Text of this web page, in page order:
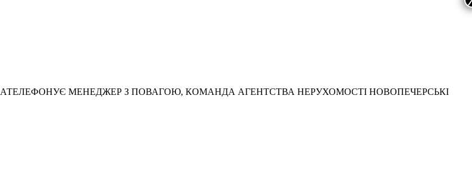
МЕНЕДЖЕР З ПОВАГОЮ, КОМАНДА АГЕНТСТВА НЕРУХОМОСТІ НОВОПЕЧЕРСЬКІ